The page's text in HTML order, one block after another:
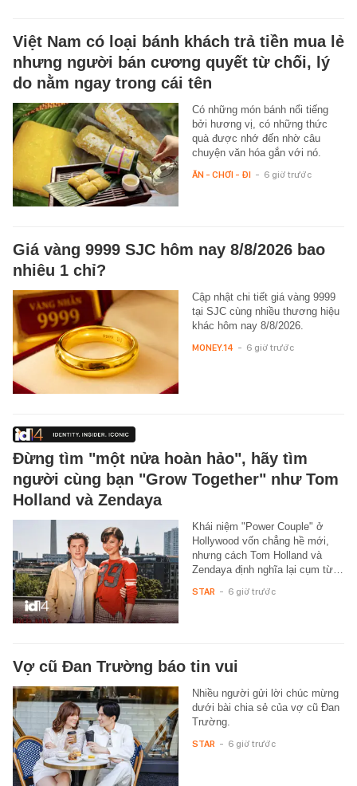
Việt Nam có loại bánh khách trả tiền mua lẻ
nhưng người bán cương quyết từ chối, lý
do nằm ngay trong cái tên
Có những món bánh nổi tiếng
bởi hương vị, có những thức
quà được nhớ đến nhờ câu
chuyện văn hóa gắn với nó.
ĂN - CHƠI - ĐI - 6 giờ trước
Giá vàng 9999 SJC hôm nay 8/8/2026 bao
nhiêu 1 chỉ?
Cập nhật chi tiết giá vàng 9999
tại SJC cùng nhiều thương hiệu
khác hôm nay 8/8/2026.
MONEY.14 - 6 giờ trước
Đừng tìm "một nửa hoàn hảo", hãy tìm
người cùng bạn "Grow Together" như Tom
Holland và Zendaya
Khái niệm "Power Couple" ở
Hollywood vốn chẳng hề mới,
nhưng cách Tom Holland và
Zendaya định nghĩa lại cụm từ…
STAR - 6 giờ trước
Vợ cũ Đan Trường báo tin vui
Nhiều người gửi lời chúc mừng
dưới bài chia sẻ của vợ cũ Đan
Trường.
STAR - 6 giờ trước